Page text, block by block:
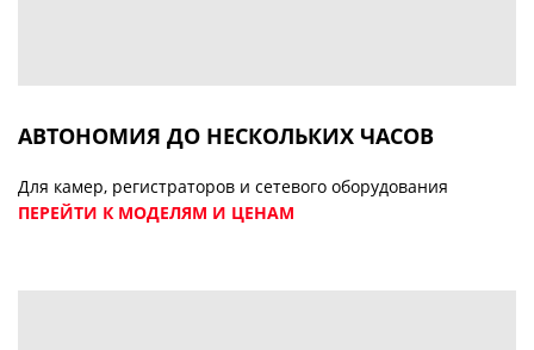
АВТОНОМИЯ ДО НЕСКОЛЬКИХ ЧАСОВ
Для камер, регистраторов и сетевого оборудования
ПЕРЕЙТИ К МОДЕЛЯМ И ЦЕНАМ